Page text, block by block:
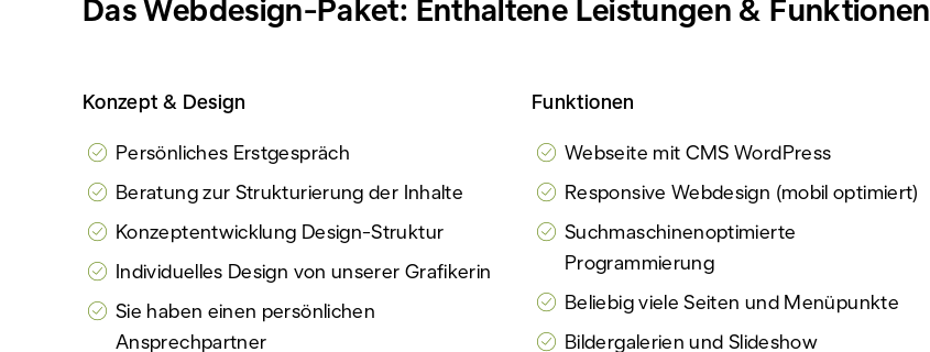
Das Webdesign-Paket: Enthaltene Leistungen & Funktionen
Konzept & Design
Persönliches Erstgespräch
Beratung zur Strukturierung der Inhalte
Konzeptentwicklung Design-Struktur
Individuelles Design von unserer Grafikerin
Sie haben einen persönlichen
Ansprechpartner
Funktionen
Webseite mit CMS WordPress
Responsive Webdesign (mobil optimiert)
Suchmaschinenoptimierte
Programmierung
Beliebig viele Seiten und Menüpunkte
Bildergalerien und Slideshow